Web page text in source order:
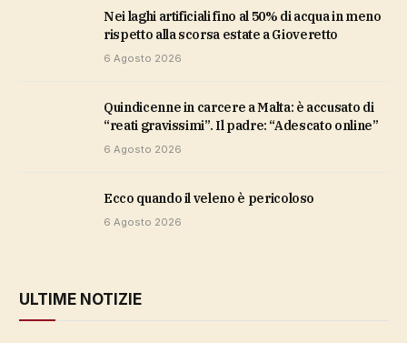
Nei laghi artificiali fino al 50% di acqua in meno
rispetto alla scorsa estate a Gioveretto
6 Agosto 2026
Quindicenne in carcere a Malta: è accusato di
“reati gravissimi”. Il padre: “Adescato online”
6 Agosto 2026
ecco quando il veleno è pericoloso
6 Agosto 2026
ULTIME NOTIZIE